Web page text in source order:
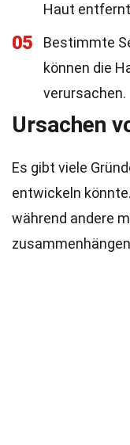
Haut
05
Bestimmte
können die
verursachen.
Ursachen
Es gibt viele
entwickeln
während andere